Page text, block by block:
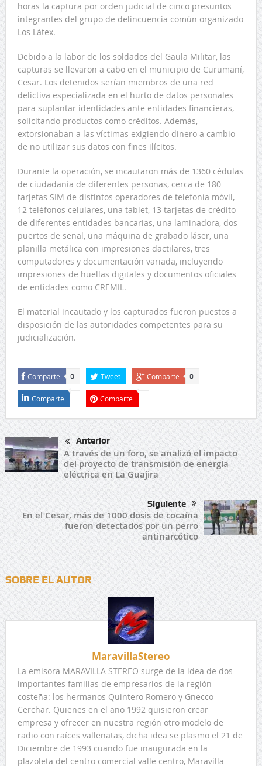
horas la captura por orden judicial de cinco presuntos
integrantes del grupo de delincuencia común organizado
Los Látex.
Debido a la labor de los soldados del Gaula Militar, las
capturas se llevaron a cabo en el municipio de Curumaní,
Cesar. Los detenidos serían miembros de una red
delictiva especializada en el hurto de datos personales
para suplantar identidades ante entidades financieras,
solicitando productos como créditos. Además,
extorsionaban a las víctimas exigiendo dinero a cambio
de no utilizar sus datos con fines ilícitos.
Durante la operación, se incautaron más de 1360 cédulas
de ciudadanía de diferentes personas, cerca de 180
tarjetas SIM de distintos operadores de telefonía móvil,
12 teléfonos celulares, una tablet, 13 tarjetas de crédito
de diferentes entidades bancarias, una laminadora, dos
puertos de señal, una máquina de grabado láser, una
planilla metálica con impresiones dactilares, tres
computadores y documentación variada, incluyendo
impresiones de huellas digitales y documentos oficiales
de entidades como CREMIL.
El material incautado y los capturados fueron puestos a
disposición de las autoridades competentes para su
judicialización.
Comparte 0 Tweet Comparte 0
Comparte Comparte
Anterior
A través de un foro, se analizó el impacto
del proyecto de transmisión de energía
eléctrica en La Guajira
Siguiente
En el Cesar, más de 1000 dosis de cocaína
fueron detectados por un perro
antinarcótico
SOBRE EL AUTOR
MaravillaStereo
La emisora MARAVILLA STEREO surge de la idea de dos
importantes familias de empresarios de la región
costeña: los hermanos Quintero Romero y Gnecco
Cerchar. Quienes en el año 1992 quisieron crear
empresa y ofrecer en nuestra región otro modelo de
radio con raíces vallenatas, dicha idea se plasmo el 21 de
Diciembre de 1993 cuando fue inaugurada en la
plazoleta del centro comercial valle centro, Maravilla